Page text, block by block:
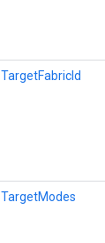
TargetFabricId
TargetModes